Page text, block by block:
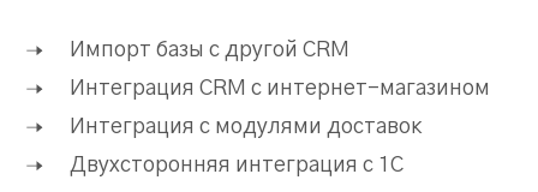
Импорт базы с другой CRM
Интеграция CRM c интернет-магазином
Интеграция с модулями доставок
Двухсторонняя интеграция с 1С